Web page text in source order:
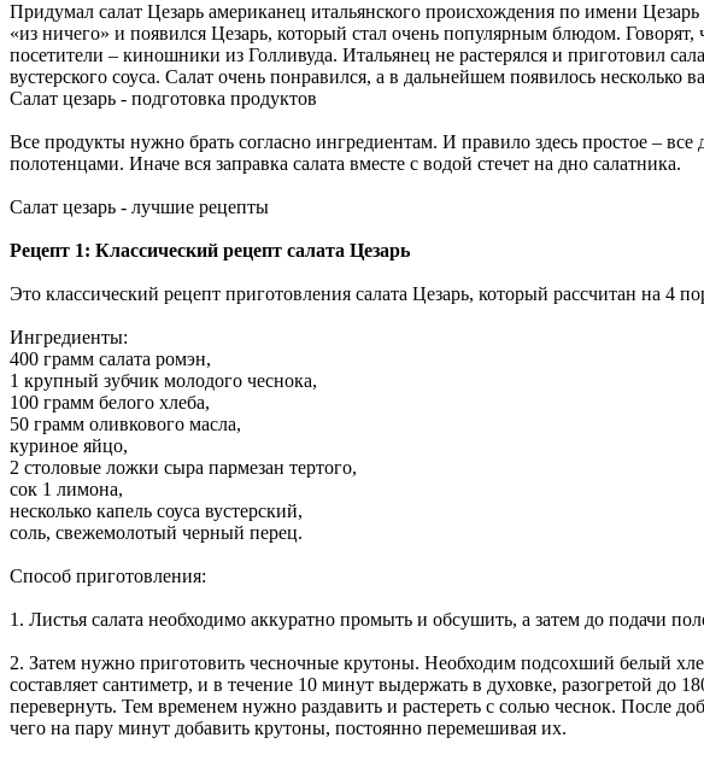
Придумал салат Цезарь американец итальянского происхождения по имени
«из ничего» и появился Цезарь, который стал очень популярным блюдом.
посетители – киношники из Голливуда. Итальянец не растерялся и приготовил
вустерского соуса. Салат очень понравился, а в дальнейшем появилось несколько
Салат цезарь - подготовка продуктов
Все продукты нужно брать согласно ингредиентам. И правило здесь простое –
полотенцами. Иначе вся заправка салата вместе с водой стечет на дно салатника.
Салат цезарь - лучшие рецепты
Рецепт 1: Классический рецепт салата Цезарь
Это классический рецепт приготовления салата Цезарь, который рассчитан на 4
Ингредиенты:
400 грамм салата ромэн,
1 крупный зубчик молодого чеснока,
100 грамм белого хлеба,
50 грамм оливкового масла,
куриное яйцо,
2 столовые ложки сыра пармезан тертого,
сок 1 лимона,
несколько капель соуса вустерский,
соль, свежемолотый черный перец.
Способ приготовления:
1. Листья салата необходимо аккуратно промыть и обсушить, а затем до подачи
2. Затем нужно приготовить чесночные крутоны. Необходим подсохший белый
составляет сантиметр, и в течение 10 минут выдержать в духовке, разогретой
перевернуть. Тем временем нужно раздавить и растереть с солью чеснок. После
чего на пару минут добавить крутоны, постоянно перемешивая их.